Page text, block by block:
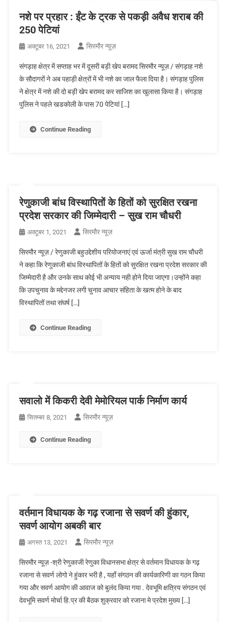
नशे पर प्रहार : ईंट के ट्रक से पकड़ी अवैध शराब की
250 पेटियां
अक्टूबर 16, 2021 सिरमौर न्यूज़
संगड़ाह क्षेत्र में सप्ताह भर में दूसरी बड़ी खेप बरामद सिरमौर न्यूज़ / संगड़ाह नशे
के सौदागरों ने अब पहाड़ी क्षेत्रों में भी नशे का जाल फैला दिया है। संगड़ाह पुलिस
ने क्षेत्र में नशे की दो बड़ी खेप बरामद कर साजिश का खुलासा किया है। संगड़ाह
पुलिस ने पहले खडकोली के पास 70 पेटियां […]
Continue Reading
रेणुकाजी बांध विस्थापितों के हितों को सुरक्षित रखना
प्रदेश सरकार की जिम्मेदारी – सुख राम चौधरी
अक्टूबर 1, 2021 सिरमौर न्यूज़
सिरमौर न्यूज़ / रेणुकाजी बहुउद्देशीय परियोजनाएं एवं ऊर्जा मंत्री सुख राम चौधरी
ने कहा कि रेणुकाजी बांध विस्थापितों के हितों को सुरक्षित रखना प्रदेश सरकार की
जिम्मेदारी है और उनके साथ कोई भी अन्याय नही होने दिया जाएगा।उन्होंने कहा
कि उपचुनाव के मद्देनजर लगी चुनाव आचार संहिता के खत्म होने के बाद
विस्थापितों तथा संघर्ष […]
Continue Reading
सवालो में किकरी देवी मेमोरियल पार्क निर्माण कार्य
सितम्बर 8, 2021 सिरमौर न्यूज़
Continue Reading
वर्तमान विधायक के गढ़ रजाना से सवर्ण की हुंकार,
सवर्ण आयोग अबकी बार
अगस्त 13, 2021 सिरमौर न्यूज़
सिरमौर न्यूज़ -श्री रेणुकाजी रेणुका विधानसभा क्षेत्र से वर्तमान विधायक के गढ़
रजाना से सवर्ण लोगो ने हुंकार भरी है , यहाँ संगठन की कार्यकारिणी का गठन किया
गया और सवर्ण आयोग की आवाज को बुलंद किया गया . देवभूमि क्षत्रिय संगठन एवं
देवभूमि सवर्ण मोर्चा हि.प्र की बैठक शुक्रवार को रजाना मे प्रदेश मुख्य […]